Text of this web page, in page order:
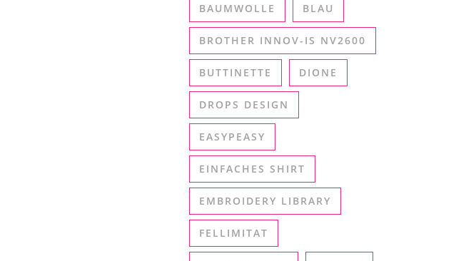
BAUMWOLLE BLAU
BROTHER INNOV-IS NV2600
BUTTINETTE DIONE
DROPS DESIGN
EASYPEASY
EINFACHES SHIRT
EMBROIDERY LIBRARY
FELLIMITAT